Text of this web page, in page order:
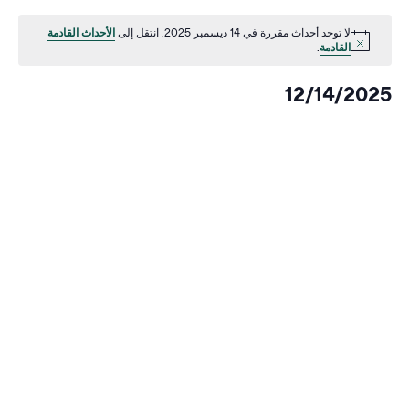
Events
for
لا توجد أحداث مقررة في 14 ديسمبر 2025. انتقل إلى
الأحداث القادمة
القادمة.
12/14/2025